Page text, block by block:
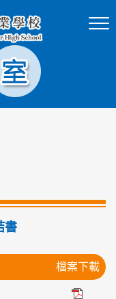
書
檔案下載